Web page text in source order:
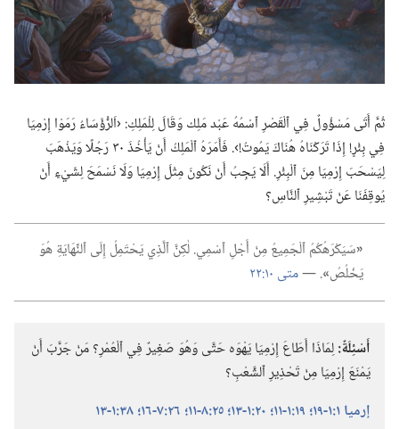
ثُمَّ أَتَى مَسْؤُولٌ فِي ٱلْقَصْرِ ٱسْمُهُ عَبْد مَلِك وَقَالَ لِلْمَلِكِ:‏ ‹اَلرُّؤَسَاءُ رَمَوْا إِرْمِيَا
فِي بِئْرٍ!‏ إِذَا تَ‍رَكْنَاهُ هُنَاكَ يَمُوتُ!‏›.‏ فَأَمَرَهُ ٱلْمَلِكُ أَنْ يَأْخُذَ ٣٠ رَجُلًا وَيَذْهَبَ
لِيَسْحَبَ إِرْمِيَا مِنَ ٱلْبِئْرِ.‏ أَلَا يَجِبُ أَنْ نَكُونَ مِثْلَ إِرْمِيَا وَلَا نَسْمَحَ لِشَيْءٍ أَنْ
يُوقِفَنَا عَنْ تَبْشِيرِ ٱلنَّاسِ؟‏
‏«‏سَيَكْرَهُكُمُ ٱلْجَمِيعُ مِنْ أَجْلِ ٱسْمِي.‏ لٰكِنَّ ٱلَّذِي يَحْتَمِلُ إِلَى ٱلنِّهَايَةِ هُوَ
يَخْلُصُ‏»‏
‏.‏ —‏متى ١٠:‏٢٢
أَسْئِلَةٌ:‏لِمَاذَا أَطَاعَ إِرْمِيَا يَهْوَه حَتَّى وَهُوَ صَغِيرٌ فِي ٱلْعُمْرِ؟‏ مَنْ جَرَّبَ أَنْ
يَمْنَعَ إِرْمِيَا مِنْ تَحْذِيرِ ٱلشَّعْبِ؟‏
إرميا ١:‏١-‏١٩؛‏
١٩:‏١-‏١١؛‏ ٢٠:‏١-‏١٣؛‏ ٢٥:‏٨-‏١١؛‏ ٢٦:‏٧-‏١٦؛‏ ٣٨:‏١-‏١٣